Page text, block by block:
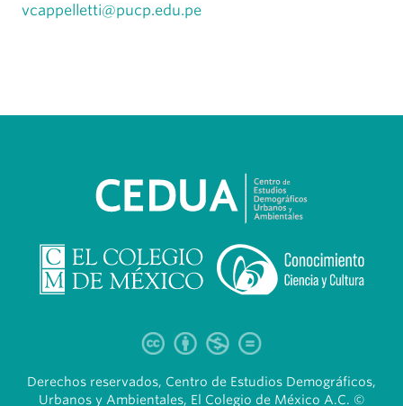
vcappelletti@pucp.edu.pe
Derechos reservados, Centro de Estudios Demográficos,
Urbanos y Ambientales, El Colegio de México A.C. ©